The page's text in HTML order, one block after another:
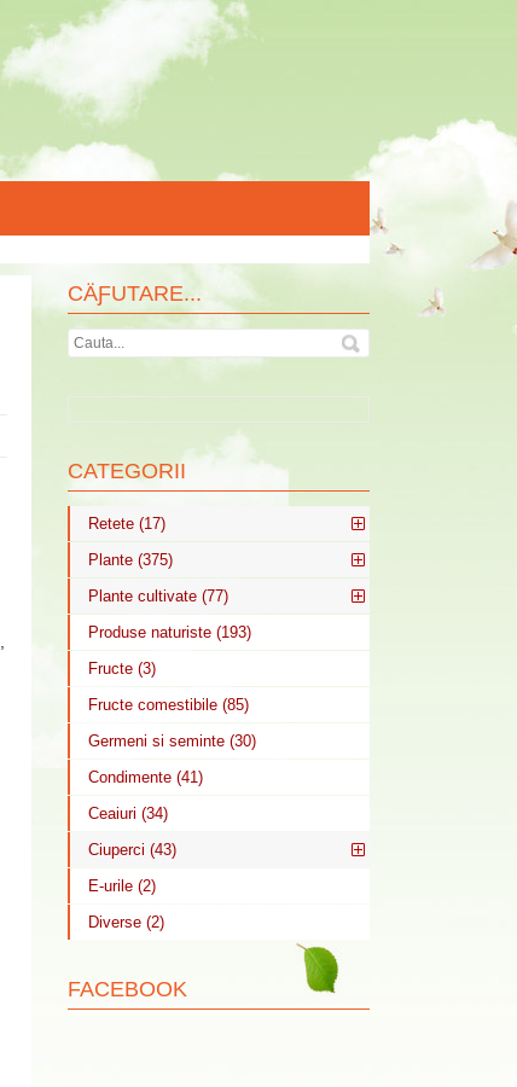
CÄƑUTARE...
CATEGORII
Retete (17)
Plante (375)
Plante cultivate (77)
Produse naturiste (193)
Fructe (3)
Fructe comestibile (85)
Germeni si seminte (30)
Condimente (41)
Ceaiuri (34)
Ciuperci (43)
E-urile (2)
Diverse (2)
FACEBOOK